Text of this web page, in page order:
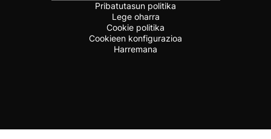
Pribatutasun politika
Lege oharra
Cookie politika
Cookieen konfigurazioa
Harremana